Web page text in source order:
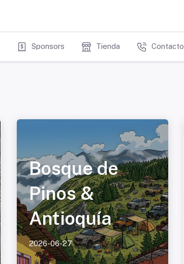
Sponsors Tienda Contacto
Bosque de
Pinos &
Antioquía
2026-06-27